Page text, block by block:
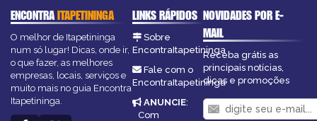
ENCONTRAITAPETININGA
O melhor de Itapetininga
num só lugar! Dicas, onde ir,
o que fazer, as melhores
empresas, locais, serviços e
muito mais no guia Encontra
Itapetininga.
LINKS RÁPIDOS
Sobre
EncontraItapetininga
Fale com o
EncontraItapetininga
ANUNCIE:
Com
NOVIDADES POR E-
MAIL
Receba grátis as
principais notícias,
dicas e promoções